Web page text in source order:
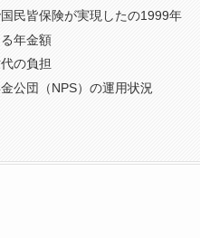
民皆保険が実現したの1999年
年金額
の負担
公団（NPS）の運用状況